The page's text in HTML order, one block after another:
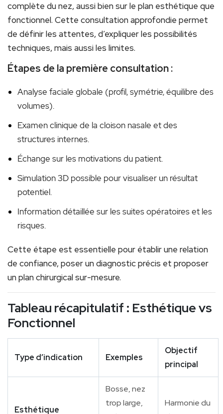
complète du nez, aussi bien sur le plan esthétique que
fonctionnel. Cette consultation approfondie permet
de définir les attentes, d’expliquer les possibilités
techniques, mais aussi les limites.
Étapes de la première consultation :
Analyse faciale globale (profil, symétrie, équilibre des
volumes).
Examen clinique de la cloison nasale et des
structures internes.
Échange sur les motivations du patient.
Simulation 3D possible pour visualiser un résultat
potentiel.
Information détaillée sur les suites opératoires et les
risques.
Cette étape est essentielle pour établir une relation
de confiance, poser un diagnostic précis et proposer
un plan chirurgical sur-mesure.
Tableau récapitulatif : Esthétique vs
Fonctionnel
Type d’indication Exemples
Objectif
principal
Esthétique
Bosse, nez
trop large,
Harmonie du